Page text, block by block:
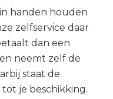
handen houden
zelfservice daar
dan een
neemt zelf de
staat de
je beschikking.